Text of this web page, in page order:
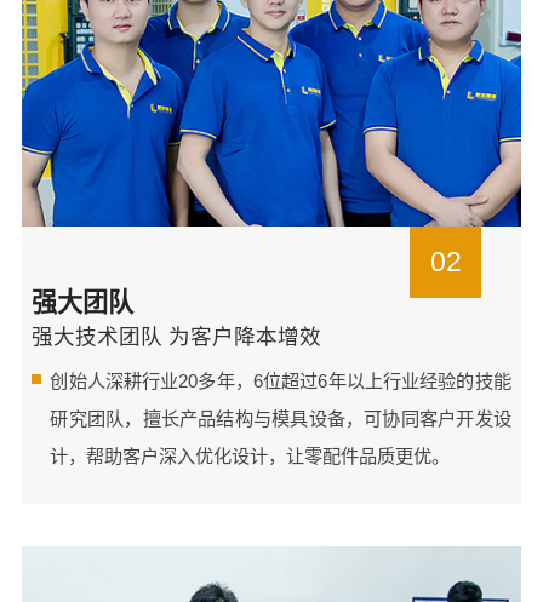
02
强大团队
强大技术团队 为客户降本增效
创始人深耕行业20多年，6位超过6年以上行业经验的技能
研究团队，擅长产品结构与模具设备，可协同客户开发设
计，帮助客户深入优化设计，让零配件品质更优。